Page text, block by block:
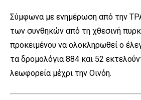
Σύμφωνα με ενημέρωση από την
των συνθηκών από τη χθεσινή
προκειμένου να ολοκληρωθεί ο
τα δρομολόγια 884 και 52
λεωφορεία μέχρι την Οινόη.